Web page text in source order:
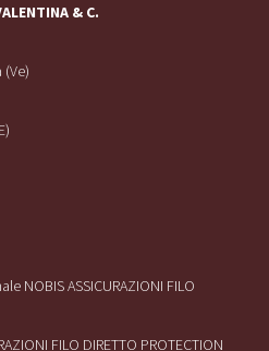
& C.
NOBIS ASSICURAZIONI FILO
FILO DIRETTO PROTECTION